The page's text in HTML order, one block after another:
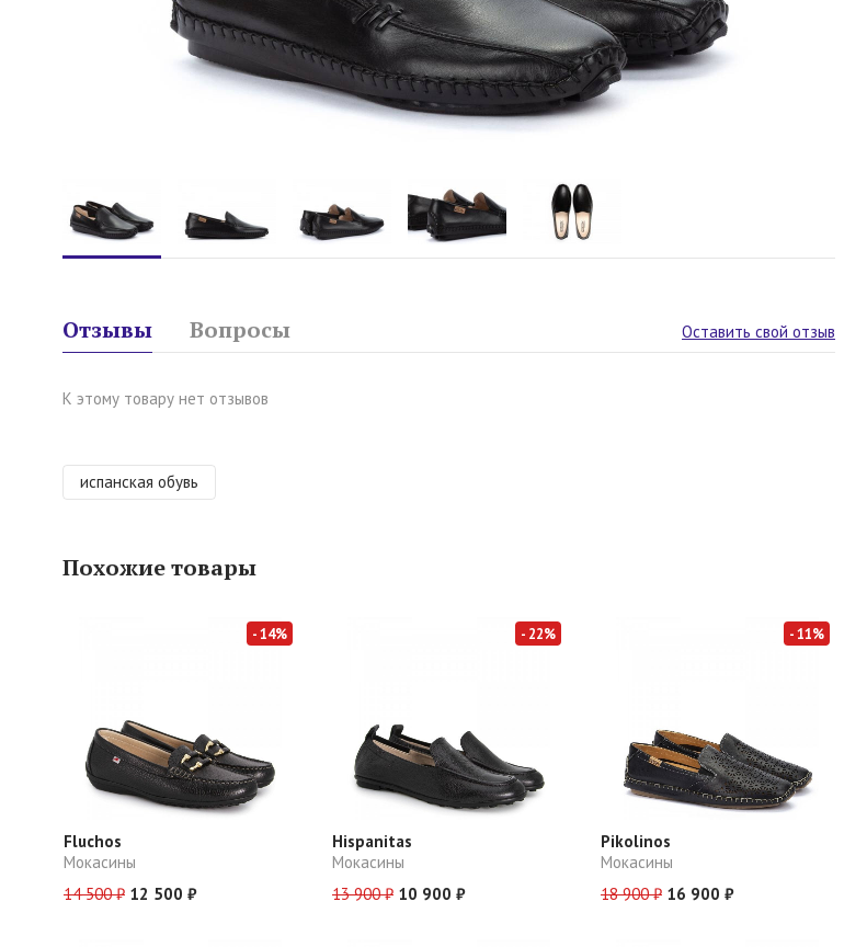
Отзывы Вопросы Оставить свой отзыв
К этому товару нет отзывов
испанская обувь
Похожие товары
- 14%
Fluchos
Мокасины
14 500 ₽ 12 500 ₽
- 22%
Hispanitas
Мокасины
13 900 ₽ 10 900 ₽
- 11%
Pikolinos
Мокасины
18 900 ₽ 16 900 ₽